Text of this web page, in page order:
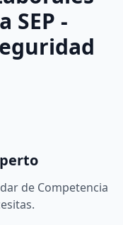
SEP -
de Competencia